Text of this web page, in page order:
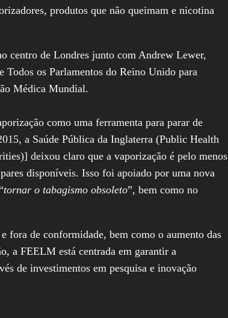
produtos que não queimam e nicotina
centro de Londres junto com Andrew Lewer,
os Parlamentos do Reino Unido para
Médica Mundial.
como uma ferramenta para parar de
a Saúde Pública da Inglaterra (Public Health
deixou claro que a vaporização é pelo menos
disponíveis. Isso foi apoiado por uma nova
tornar o tabagismo obsoleto”, bem como no
fora de conformidade, bem como o aumento das
a FEELM está centrada em garantir a
de investimentos em pesquisa e inovação